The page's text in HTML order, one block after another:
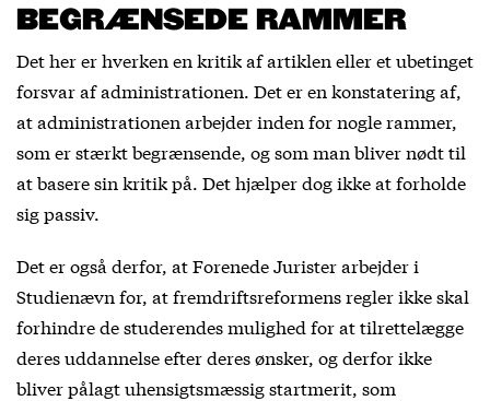
BEGRÆNSEDE RAMMER
Det her er hverken en kritik af artiklen eller et ubetinget
forsvar af administrationen. Det er en konstatering af,
at administrationen arbejder inden for nogle rammer,
som er stærkt begrænsende, og som man bliver nødt til
at basere sin kritik på. Det hjælper dog ikke at forholde
sig passiv.
Det er også derfor, at Forenede Jurister arbejder i
Studienævn for, at fremdriftsreformens regler ikke skal
forhindre de studerendes mulighed for at tilrettelægge
deres uddannelse efter deres ønsker, og derfor ikke
bliver pålagt uhensigtsmæssig startmerit, som